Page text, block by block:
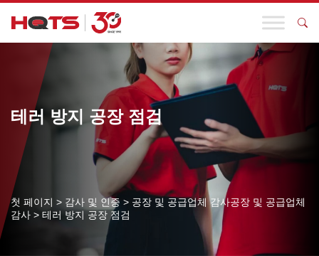
테러 방지 공장 점검
첫 페이지 > 감사 및 인증 > 공장 및 공급업체 감사공장 및 공급업체
감사 > 테러 방지 공장 점검